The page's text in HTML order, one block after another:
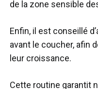
de la zone sensible
Enfin, il est conseillé
avant le coucher, afin
leur croissance.
Cette routine garantit